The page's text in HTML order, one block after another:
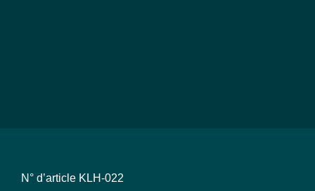
N° d’article KLH-022